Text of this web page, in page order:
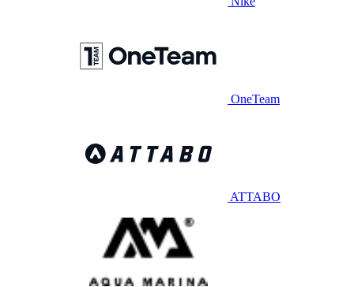
OneTeam
ATTABO